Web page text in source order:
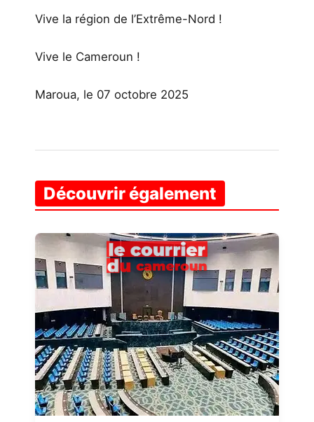
Vive la région de l’Extrême-Nord !
Vive le Cameroun !
Maroua, le 07 octobre 2025
Découvrir également